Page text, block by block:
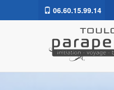
06.60.15.99.14